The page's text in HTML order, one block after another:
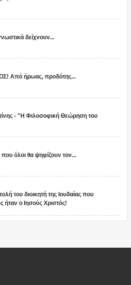
δείχνουν...
Από ήρωας, προδότης...
- "Η Φιλοσοφική Θεώρηση του
που όλοι θα ψηφίζουν τον...
του διοικητή της Ιουδαίας που
ήταν ο Ιησούς Χριστός!